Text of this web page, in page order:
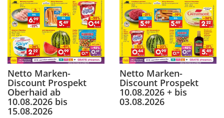
Netto Marken-
Discount Prospekt
Oberhaid ab
10.08.2026 bis
15.08.2026
Netto Marken-
Discount Prospekt
10.08.2026 + bis
03.08.2026